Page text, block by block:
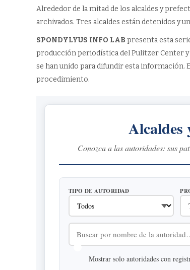
Alrededor de la mitad de los alcaldes y
archivados. Tres alcaldes están detenidos y
SPONDYLYUS INFO LAB presenta esta
producción periodística del Pulitzer Center
se han unido para difundir esta información.
procedimiento.